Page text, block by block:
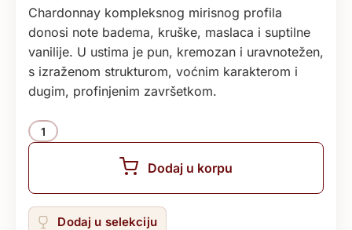
Chardonnay kompleksnog mirisnog profila
donosi note badema, kruške, maslaca i suptilne
vanilije. U ustima je pun, kremozan i uravnotežen,
s izraženom strukturom, voćnim karakterom i
dugim, profinjenim završetkom.
Količina
Dodaj u korpu
Dodaj u selekciju